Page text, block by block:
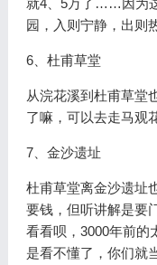
就4、5万了……因为
园，入则宁静，出则
6、杜甫草堂
从浣花溪到杜甫草堂
了嘛，可以去走马观
7、金沙遗址
杜甫草堂离金沙遗址
要钱，但听讲解是要
看看呗，3000年前的
是看不懂了，你们就